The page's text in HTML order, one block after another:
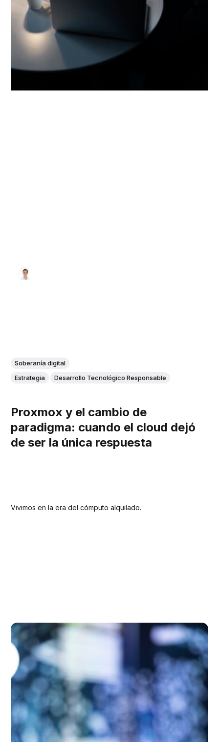
Soberanía digital
Estrategia
Desarrollo Tecnológico Responsable
Proxmox y el cambio de
paradigma: cuando el cloud dejó
de ser la única respuesta
Vivimos en la era del cómputo alquilado.